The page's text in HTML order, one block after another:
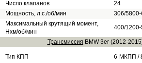
Число клапанов
24
Мощность, л.с./об/мин
306/
Максимальный крутящий момент,
Нхм/об/мин
400/
Трансмиссия BMW 3er (2012-
Тип КПП 6-МКПП /